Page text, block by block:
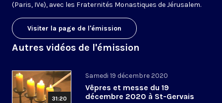
(Paris, IVe), avec les Fraternités Monastiques de Jérusalem.
Visiter la page de l'émission
Autres vidéos de l'émission
31:20
Samedi 19 décembre 2020
Vêpres et messe du 19
décembre 2020 à St-Gervais